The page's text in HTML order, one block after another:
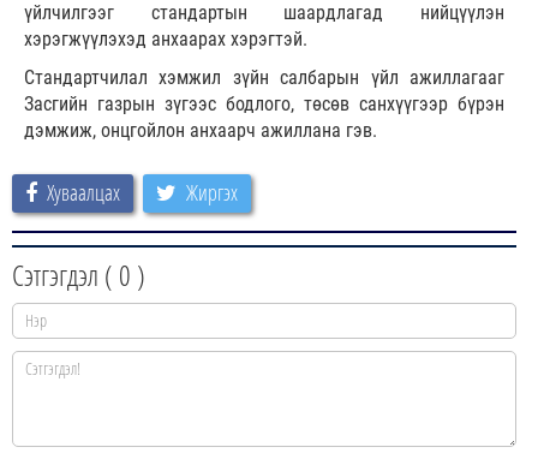
үйлчилгээг стандартын шаардлагад нийцүүлэн
хэрэгжүүлэхэд анхаарах хэрэгтэй.
Стандартчилал хэмжил зүйн салбарын үйл ажиллагааг
Засгийн газрын зүгээс бодлого, төсөв санхүүгээр бүрэн
дэмжиж, онцгойлон анхаарч ажиллана гэв.
Хуваалцах Жиргэх
Сэтгэгдэл ( 0 )